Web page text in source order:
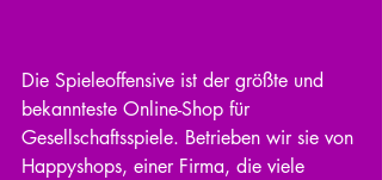
Die Spieleoffensive ist der größte und
bekannteste Online-Shop für
Gesellschaftsspiele. Betrieben wir sie von
Happyshops, einer Firma, die viele